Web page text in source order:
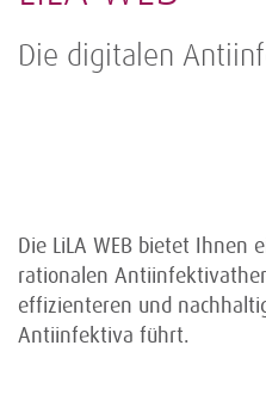
Die digitalen
Die LiLA WEB bietet Ihnen
rationalen
effizienteren und
Antiinfektiva führt.